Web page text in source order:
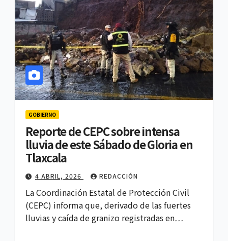
GOBIERNO
Reporte de CEPC sobre intensa
lluvia de este Sábado de Gloria en
Tlaxcala
4 ABRIL, 2026 REDACCIÓN
La Coordinación Estatal de Protección Civil
(CEPC) informa que, derivado de las fuertes
lluvias y caída de granizo registradas en…